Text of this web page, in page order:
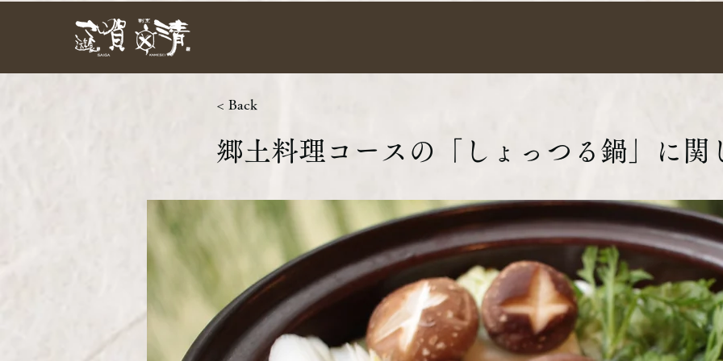
< Back
郷土料理コースの「しょっつる鍋」に関